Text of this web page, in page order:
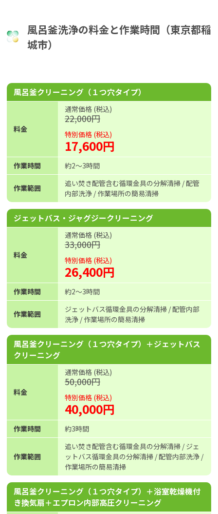
風呂釜洗浄の料金と作業時間（東京都稲
城市）
風呂釜クリーニング（１つ穴タイプ）
料金
通常価格 (税込)
22,000円
特別価格 (税込)
17,600円
作業時間 約2〜3時間
作業範囲
追い焚き配管含む循環金具の分解清掃 / 配管
内部洗浄 / 作業場所の簡易清掃
ジェットバス・ジャグジークリーニング
料金
通常価格 (税込)
33,000円
特別価格 (税込)
26,400円
作業時間 約2〜3時間
作業範囲
ジェットバス循環金具の分解清掃 / 配管内部
洗浄 / 作業場所の簡易清掃
風呂釜クリーニング（１つ穴タイプ）＋ジェットバス
クリーニング
料金
通常価格 (税込)
50,000円
特別価格 (税込)
40,000円
作業時間 約3時間
作業範囲
追い焚き配管含む循環金具の分解清掃 / ジェ
ットバス循環金具の分解清掃 / 配管内部洗浄 /
作業場所の簡易清掃
風呂釜クリーニング（１つ穴タイプ）＋浴室乾燥機付
き換気扇＋エプロン内部高圧クリーニング